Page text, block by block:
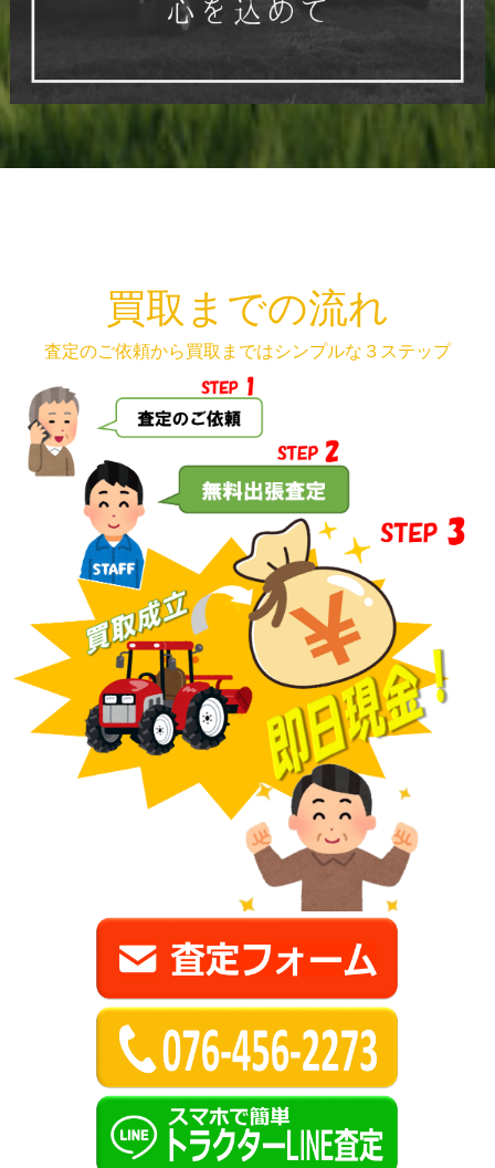
買取までの流れ
査定のご依頼から買取まではシンプルな３ステップ